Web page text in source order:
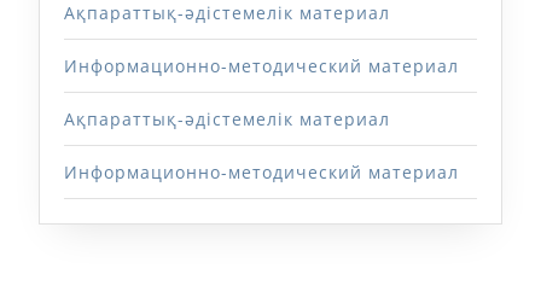
Ақпараттық-әдістемелік материал
Информационно-методический материал
Ақпараттық-әдістемелік материал
Информационно-методический материал